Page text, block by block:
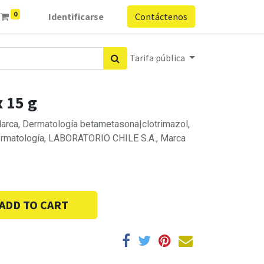
0 Identificarse Contáctenos
Tarifa pública
15 g
Dermatología betametasona|clotrimazol,
LABORATORIO CHILE S.A., Marca
TO CART